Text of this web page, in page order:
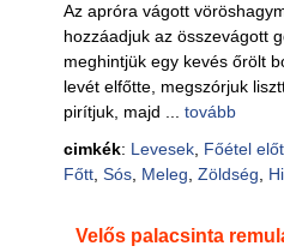
Az apróra vágott
hozzáadjuk az összevágott
meghintjük egy kevés őrölt
levét elfőtte, megszórjuk
pirítjuk, majd ... tovább
cimkék: Levesek, Főétel
Főtt, Sós, Meleg Zöldség
Velős palacsinta